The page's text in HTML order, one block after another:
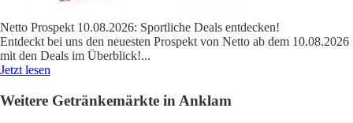
Netto Prospekt 10.08.2026: Sportliche Deals entdecken!
Entdeckt bei uns den neuesten Prospekt von Netto ab dem 10.08.2026
mit den Deals im Überblick!...
Jetzt lesen
Weitere Getränkemärkte in Anklam